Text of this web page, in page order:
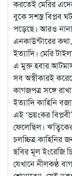
করতেই মেরির
বুকে সশস্ত্র বিপ্লব
পড়েছে। আরও
এনকাউন্টারের
ইত্যাদি। মেরি
এ মুক্ত হবার
সব অস্বীকারই
কাগজপত্র সঙ্গে
ইত্যাদি কাহিনি
এই ‘ভয়ংকর
ফেলেছিল।
চলচ্চিত্র
ছবির মূল ইংরেজি
যেখানে নীলকণ্ঠ